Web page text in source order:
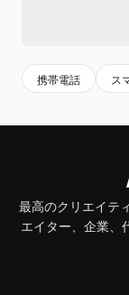
携帯電話 ス
最高のクリエイテ
エイター、企業、